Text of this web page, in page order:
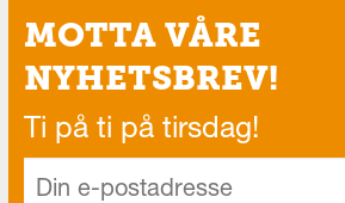
MOTTA VÅRE
NYHETSBREV!
Ti på ti på tirsdag!